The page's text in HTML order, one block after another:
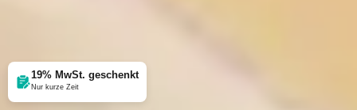
19% MwSt. geschenkt
Nur kurze Zeit